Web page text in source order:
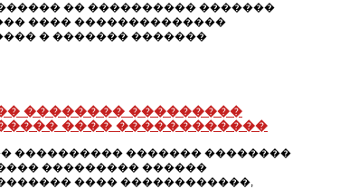
�� ���������� �������
���� ��������������
� ������� �������
�������� ���������
���� ������������
���������� ������� ��������
��������� ������
���� ������������,